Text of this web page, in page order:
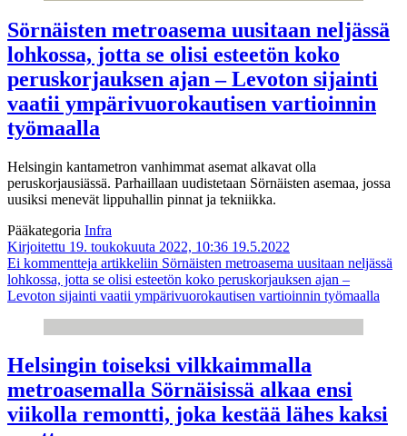
Sörnäisten metroasema uusitaan neljässä
lohkossa, jotta se olisi esteetön koko
peruskorjauksen ajan – Levoton sijainti
vaatii ympärivuorokautisen vartioinnin
työmaalla
Helsingin kantametron vanhimmat asemat alkavat olla
peruskorjausiässä. Parhaillaan uudistetaan Sörnäisten asemaa, jossa
uusiksi menevät lippuhallin pinnat ja tekniikka.
Pääkategoria Infra
Kirjoitettu 19. toukokuuta 2022, 10:36 19.5.2022
Ei kommentteja artikkeliin Sörnäisten metroasema uusitaan neljässä
lohkossa, jotta se olisi esteetön koko peruskorjauksen ajan –
Levoton sijainti vaatii ympärivuorokautisen vartioinnin työmaalla
Helsingin toiseksi vilkkaimmalla
metroasemalla Sörnäisissä alkaa ensi
viikolla remontti, joka kestää lähes kaksi